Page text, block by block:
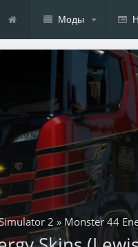
Моды
2 » Monster 44